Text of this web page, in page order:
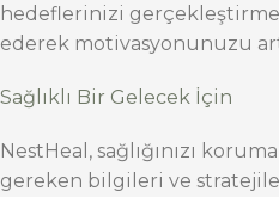
hedeflerinizi
ederek motivasyonunuzu
Sağlıklı Bir Gelecek İçin
NestHeal, sağlığınızı
gereken bilgileri ve